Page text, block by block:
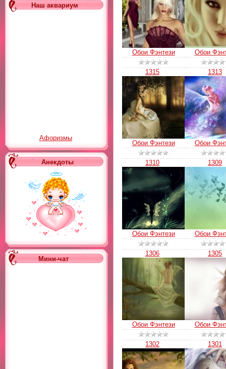
Наш аквариум
Афоризмы
Анекдоты
Мини-чат
Обои Фэнтези Обои
1315
Обои Фэнтези
1313
Обои
1310
Обои Фэнтези
1309
Обои
1306
Обои Фэнтези
1305
Обои
1302 1301